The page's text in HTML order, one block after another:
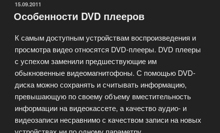
ОПУБЛИКОВАНО
15.09.2011
Особенности DVD плееров
К самым доступным устройствам воспроизведения и
просмотра видео относятся DVD-плееры. DVD плееры
с успехом заменили предшествующие им
обыкновенные видеомагнитофоны. С помощью DVD-
диска можно сохранять и считывать информацию,
превышающую по своему объему вместительность
информации на видеокассете, а качество аудио- и
видеозаписи несравнимо с качеством записи на новых